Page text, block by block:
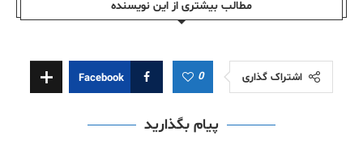
مطالب بیشتری از این نویسندە
اشتراک گذاری 0
Facebook
پیام بگذارید